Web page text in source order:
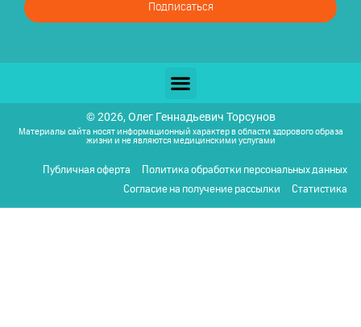
Подписаться
© 2026, Олег Геннадьевич Торсунов
Материалы сайта носят информационный характер в области здорового образа
жизни и не являются медицинскими услугами
Публичная оферта
Политика обработки персональных данных
Согласие на получение рассылки
Статистика